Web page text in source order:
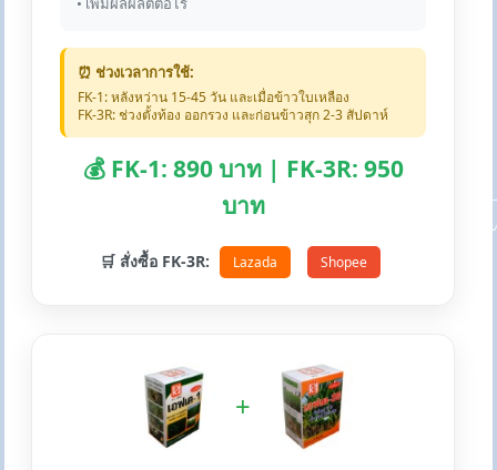
⏰ ช่วงเวลาการใช้:
FK-1: หลังหว่าน 15-45 วัน และเมื่อข้าวใบเหลือง
FK-3R: ช่วงตั้งท้อง ออกรวง และก่อนข้าวสุก 2-3 สัปดาห์
💰 FK-1: 890 บาท | FK-3R: 950
บาท
🛒 สั่งซื้อ FK-3R: Lazada Shopee
+